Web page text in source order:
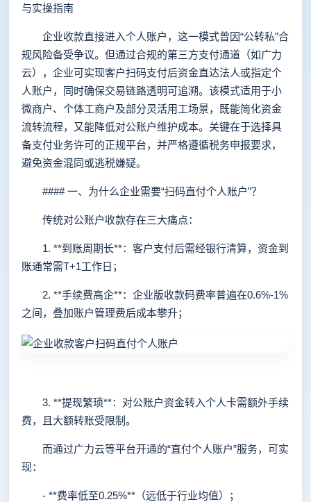
与实操指南
企业收款直接进入个人账户，这一模式曾因“公转私”合
规风险备受争议。但通过合规的第三方支付通道（如广力
云），企业可实现客户扫码支付后资金直达法人或指定个
人账户，同时确保交易链路透明可追溯。该模式适用于小
微商户、个体工商户及部分灵活用工场景，既能简化资金
流转流程，又能降低对公账户维护成本。关键在于选择具
备支付业务许可的正规平台，并严格遵循税务申报要求，
避免资金混同或逃税嫌疑。
#### 一、为什么企业需要“扫码直付个人账户”？
传统对公账户收款存在三大痛点：
1. **到账周期长**：客户支付后需经银行清算，资金到
账通常需T+1工作日；
2. **手续费高企**：企业版收款码费率普遍在0.6%-1%
之间，叠加账户管理费后成本攀升；
3. **提现繁琐**：对公账户资金转入个人卡需额外手续
费，且大额转账受限制。
而通过广力云等平台开通的“直付个人账户”服务，可实
现：
- **费率低至0.25%**（远低于行业均值）；